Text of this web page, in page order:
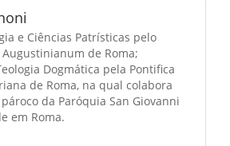
e Ciências Patrísticas pelo
de Roma;
Dogmática pela Pontifica
de Roma, na qual colabora
da Paróquia San Giovanni
em Roma.